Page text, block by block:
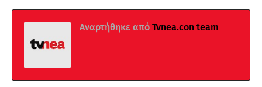
Αναρτήθηκε από Tvnea.con team